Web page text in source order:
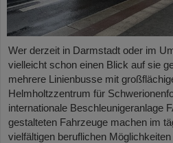
Wer derzeit in Darmstadt oder im
vielleicht schon einen Blick auf sie
mehrere Linienbusse mit
Helmholtzzentrum für
internationale Beschleunigeranlage
gestalteten Fahrzeuge machen im
vielfältigen beruflichen